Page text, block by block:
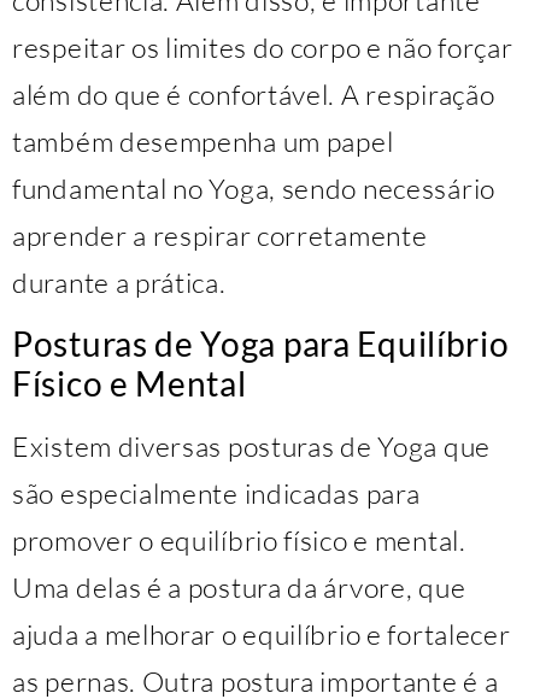
respeitar os limites do corpo e não forçar
além do que é confortável. A respiração
também desempenha um papel
fundamental no Yoga, sendo necessário
aprender a respirar corretamente
durante a prática.
Posturas de Yoga para Equilíbrio
Físico e Mental
Existem diversas posturas de Yoga que
são especialmente indicadas para
promover o equilíbrio físico e mental.
Uma delas é a postura da árvore, que
ajuda a melhorar o equilíbrio e fortalecer
as pernas. Outra postura importante é a